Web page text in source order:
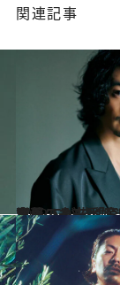
関連記事
2022.5.13
斎藤 工が描く育児と映画業界の未来 「育児中の方々こそ一番娯楽が必要」
カルチャー